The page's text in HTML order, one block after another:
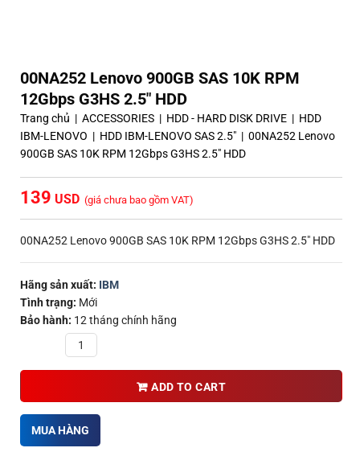
00NA252 Lenovo 900GB SAS 10K RPM
12Gbps G3HS 2.5″ HDD
Trang chủ | ACCESSORIES | HDD - HARD DISK DRIVE | HDD
IBM-LENOVO | HDD IBM-LENOVO SAS 2.5" | 00NA252 Lenovo
900GB SAS 10K RPM 12Gbps G3HS 2.5″ HDD
139 (giá chưa bao gồm VAT)
00NA252 Lenovo 900GB SAS 10K RPM 12Gbps G3HS 2.5″ HDD
Hãng sản xuất: IBM
Tình trạng: Mới
Bảo hành: 12 tháng chính hãng
ADD TO CART
MUA HÀNG